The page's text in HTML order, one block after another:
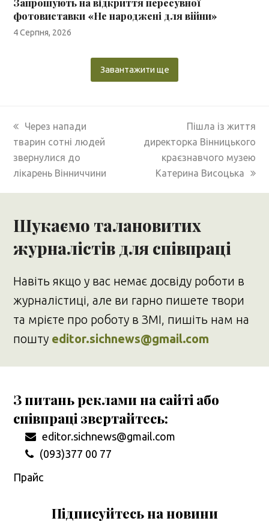
Запрошують на відкриття пересувної
фотовиставки «Не народжені для війни»
4 Серпня, 2026
Завантажити ще
previous
post:
Через напади
тварин сотні людей
звернулися до
лікарень Вінниччини
next
post:
Пішла із життя
директорка Вінницького
краєзнавчого музею
Катерина Висоцька
Шукаємо талановитих
журналістів для співпраці
Навіть якщо у вас немає досвіду роботи в
журналістиці, але ви гарно пишете твори
та мрієте про роботу в ЗМІ, пишіть нам на
пошту editor.sichnews@gmail.com
З питань реклами на сайті або
співпраці звертайтесь:
editor.sichnews@gmail.com
(093)377 00 77
Прайс
Підписуйтесь на новини